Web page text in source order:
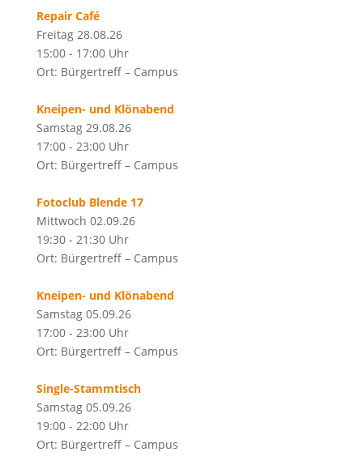
Repair Café
Freitag 28.08.26
15:00 - 17:00 Uhr
Ort: Bürgertreff – Campus
Kneipen- und Klönabend
Samstag 29.08.26
17:00 - 23:00 Uhr
Ort: Bürgertreff – Campus
Fotoclub Blende 17
Mittwoch 02.09.26
19:30 - 21:30 Uhr
Ort: Bürgertreff – Campus
Kneipen- und Klönabend
Samstag 05.09.26
17:00 - 23:00 Uhr
Ort: Bürgertreff – Campus
Single-Stammtisch
Samstag 05.09.26
19:00 - 22:00 Uhr
Ort: Bürgertreff – Campus